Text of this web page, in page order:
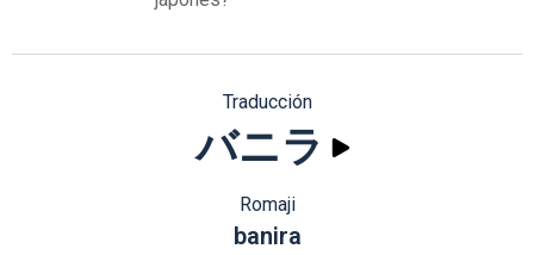
Traducción
バニラ
Romaji
banira